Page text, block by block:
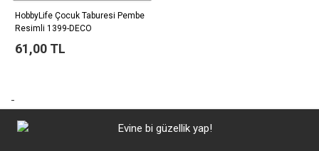
HobbyLife Çocuk Taburesi Pembe
Resimli 1399-DECO
61,00 TL
-